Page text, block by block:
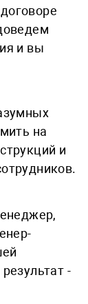
и вы
на
и
-